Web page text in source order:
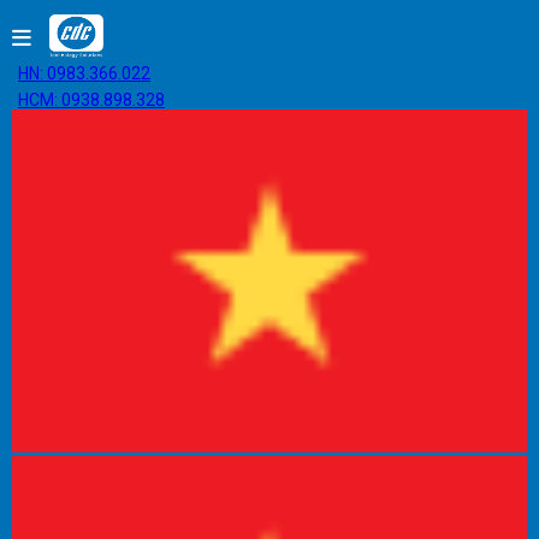
HN: 0983.366.022
HCM: 0938.898.328